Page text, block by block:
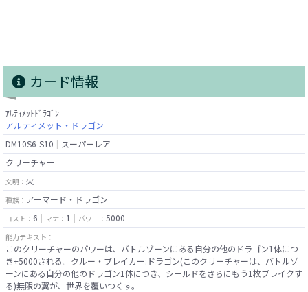
カード情報
ｱﾙﾃｨﾒｯﾄﾄﾞﾗｺﾞﾝ
アルティメット・ドラゴン
DM10S6-S10
スーパーレア
クリーチャー
文明： 火
種族： アーマード・ドラゴン
コスト： 6 マナ： 1 パワー： 5000
能力テキスト：
このクリーチャーのパワーは、バトルゾーンにある自分の他のドラゴン1体につ
き+5000される。クルー・ブレイカー:ドラゴン(このクリーチャーは、バトルゾ
ーンにある自分の他のドラゴン1体につき、シールドをさらにもう1枚ブレイクす
る)無限の翼が、世界を覆いつくす。